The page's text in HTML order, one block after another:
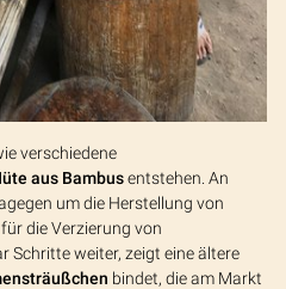
verschiedene
aus Bambusentstehen. An
um die Herstellung von
für die Verzierung von
Schritte weiter, zeigt eine ältere
bindet, die am Markt